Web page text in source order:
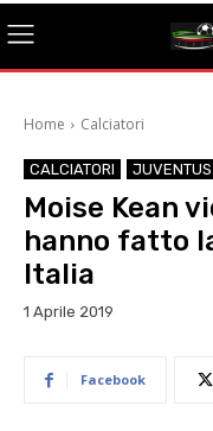
Home Calciatori
CALCIATORI JUVENTUS
Moise Kean
hanno fatto
Italia
1 Aprile 2019
Facebook